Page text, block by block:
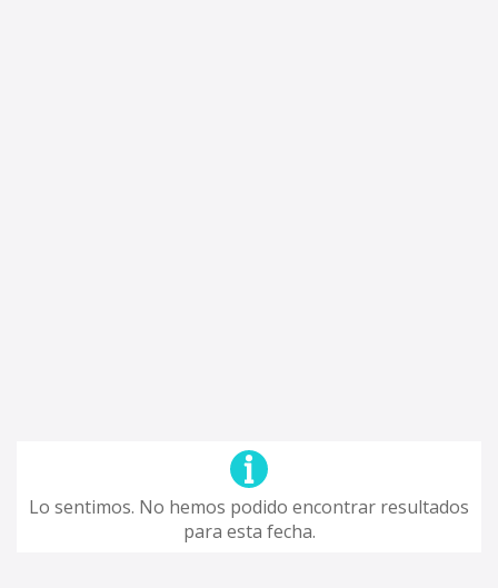
Lo sentimos. No hemos podido encontrar resultados
para esta fecha.